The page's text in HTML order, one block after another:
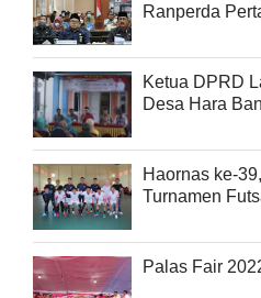
Ranperda
Ketua DPRD
Desa Hara
Haornas ke-
Turnamen
Palas Fair